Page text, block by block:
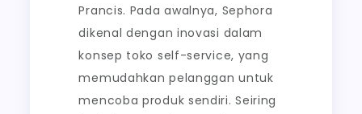
Prancis. Pada awalnya, Sephora
dikenal dengan inovasi dalam
konsep toko self-service, yang
memudahkan pelanggan untuk
mencoba produk sendiri. Seiring